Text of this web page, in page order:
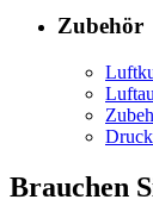
Zubehör
Brauchen